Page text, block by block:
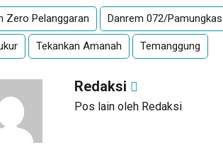
Zero Pelanggaran Danrem 072/
Tekankan Amanah Temanggung
Redaksi
Pos lain oleh Redaksi